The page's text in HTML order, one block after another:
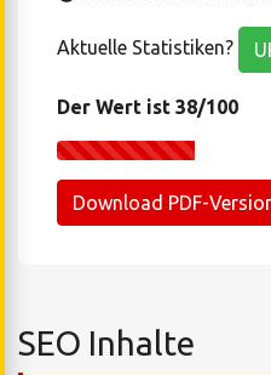
Aktuelle Statistiken?
Der Wert ist 38/100
Download PDF-
SEO Inhalte